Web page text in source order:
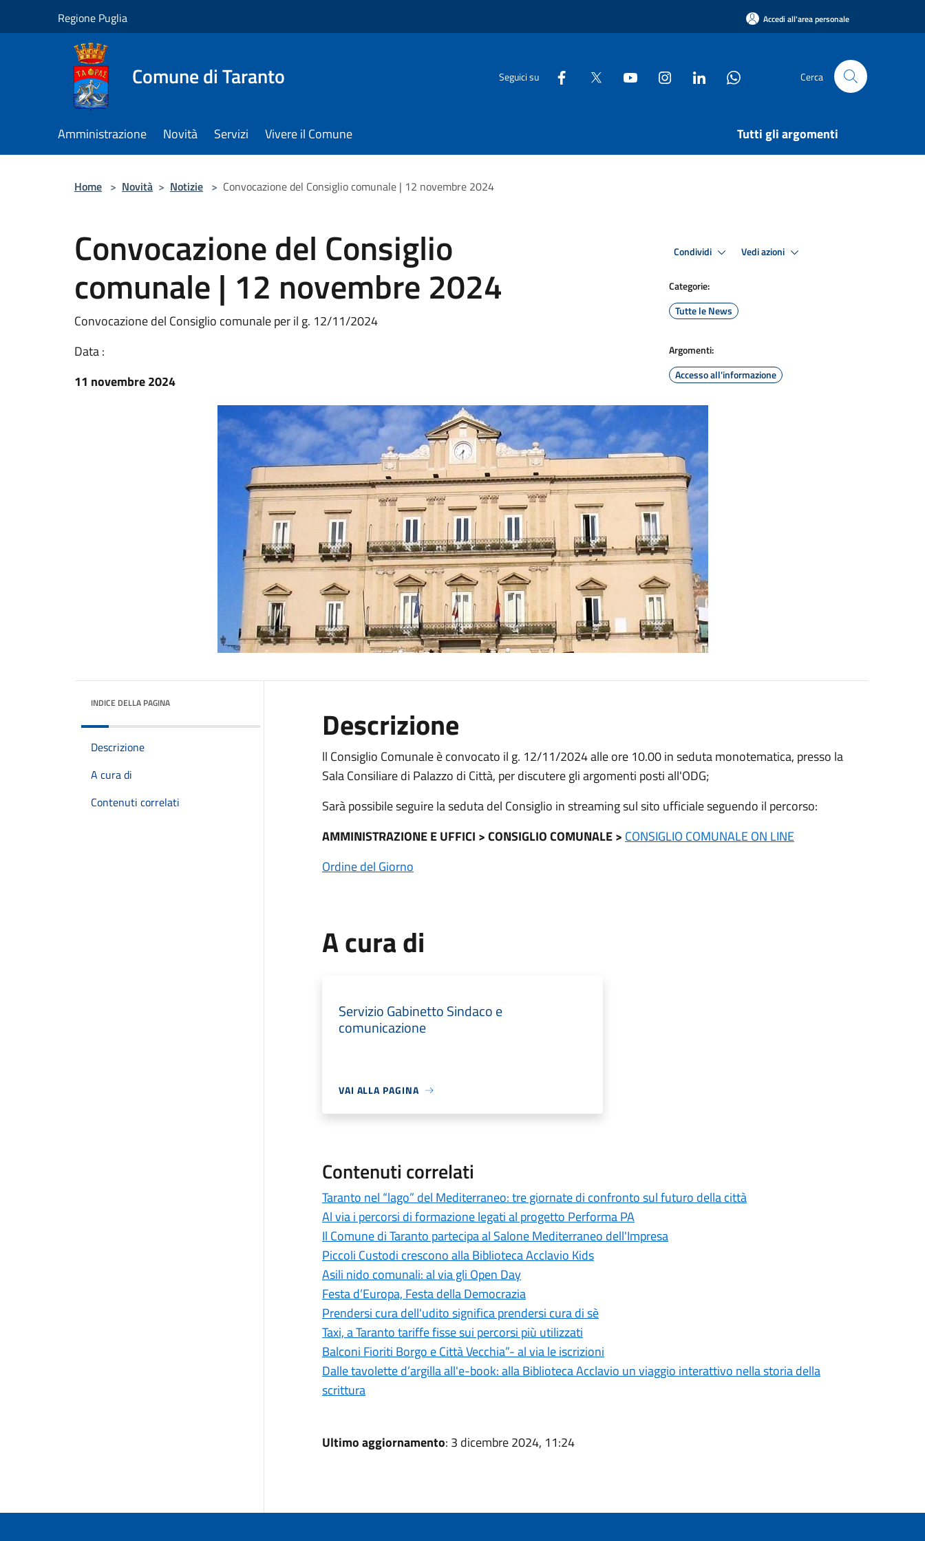
Regione Puglia Accedi all'area personale
Comune di Taranto Seguici su Cerca
Amministrazione Novità Servizi Vivere il Comune Tutti gli argomenti
Home > Novità > Notizie > Convocazione del Consiglio comunale | 12 novembre 2024
Convocazione del Consiglio
comunale | 12 novembre 2024
Convocazione del Consiglio comunale per il g. 12/11/2024
Data :
11 novembre 2024
Condividi Vedi azioni
Categorie:
Tutte le News
Argomenti:
Accesso all'informazione
INDICE DELLA PAGINA
Descrizione
A cura di
Contenuti correlati
Descrizione
ll Consiglio Comunale è convocato il g. 12/11/2024 alle ore 10.00 in seduta monotematica, presso la
Sala Consiliare di Palazzo di Città, per discutere gli argomenti posti all'ODG;
Sarà possibile seguire la seduta del Consiglio in streaming sul sito ufficiale seguendo il percorso:
AMMINISTRAZIONE E UFFICI > CONSIGLIO COMUNALE > CONSIGLIO COMUNALE ON LINE
Ordine del Giorno
A cura di
Servizio Gabinetto Sindaco e
comunicazione
VAI ALLA PAGINA
Contenuti correlati
Taranto nel “lago” del Mediterraneo: tre giornate di confronto sul futuro della città
Al via i percorsi di formazione legati al progetto Performa PA
Il Comune di Taranto partecipa al Salone Mediterraneo dell'Impresa
Piccoli Custodi crescono alla Biblioteca Acclavio Kids
Asili nido comunali: al via gli Open Day
Festa d’Europa, Festa della Democrazia
Prendersi cura dell'udito significa prendersi cura di sè
Taxi, a Taranto tariffe fisse sui percorsi più utilizzati
Balconi Fioriti Borgo e Città Vecchia”- al via le iscrizioni
Dalle tavolette d’argilla all'e-book: alla Biblioteca Acclavio un viaggio interattivo nella storia della
scrittura
Ultimo aggiornamento: 3 dicembre 2024, 11:24